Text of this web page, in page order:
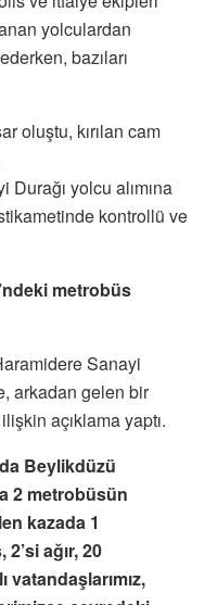
yolculardan
bazıları
oluştu, kırılan cam
yolcu alımına
kontrollü ve
metrobüs
Sanayi
arkadan gelen bir
açıklama yaptı.
Beylikdüzü
2 metrobüsün
kazada 1
ağır, 20
vatandaşlarımız,